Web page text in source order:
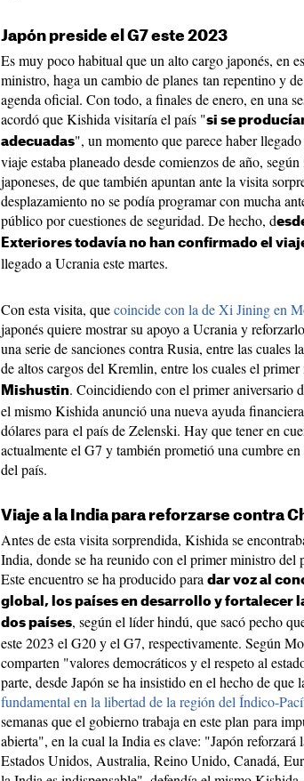
Japón preside el G7 este 2023
Es muy poco habitual que un alto cargo japonés, en
ministro, haga un cambio de planes tan repentino y
agenda oficial. Con todo, a finales de enero, en una
acordó que Kishida visitaría el país "si se
adecuadas", un momento que parece haber
viaje estaba planeado desde comienzos de año,
japoneses, de que también apuntan ante la visita
desplazamiento no se podía programar con mucha
público por cuestiones de seguridad. De hecho, d
Exteriores todavía no han confirmado el
llegado a Ucrania este martes.
Con esta visita, quecoincide con la de Xi Jining en
japonés quiere mostrar su apoyo a Ucrania y
una serie de sanciones contra Rusia, entre las cuales
de altos cargos del Kremlin, entre los cuales el
Mishustin. Coincidiendo con el primer aniversario
el mismo Kishida anunció una nueva ayuda
dólares para el país de Zelenski. Hay que tener en
actualmente el G7 y también prometió una cumbre
del país.
Viaje a la India para reforzarse contra
Antes de esta visita sorprendida, Kishida se
India, donde se ha reunido con el primer ministro del
Este encuentro se ha producido para dar voz al
global, los países en desarrollo y fortalecer
dos países, según el líder hindú, que sacó pecho
este 2023 el G20 y el G7, respectivamente. Según
comparten "valores democráticos y el respeto al
parte, desde Japón se ha insistido en el hecho de que
fundamental en la libertad de la región del Índico-
semanas que el gobierno trabaja en este plan para
abierta", en la cual la India es clave: "Japón
Estados Unidos, Australia, Reino Unido, Canadá,